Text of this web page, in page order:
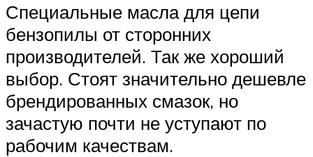
Специальные масла для цепи
бензопилы от сторонних
производителей. Так же хороший
выбор. Стоят значительно дешевле
брендированных смазок, но
зачастую почти не уступают по
рабочим качествам.